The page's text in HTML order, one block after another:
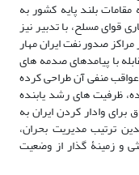
بلند پایه کشور به
قوای مسلح، با تدبیر نیز
مراکز صدور نفت ایران مهار
با پیامدهای صدمه ­های
منفی آن طراحی کرده
ظرفیت­ های رشد یابنده
برای وادار کردن ایران به
ترتیب مدیریت بحران،
و زمینۀ گذار از وضعیت